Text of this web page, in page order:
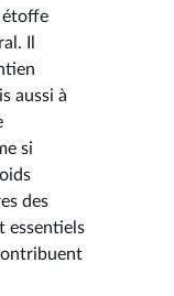
étoffe
Il
aussi à
si
des
essentiels